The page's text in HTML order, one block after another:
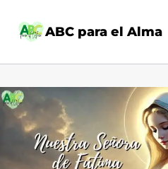
ABC para el Alma